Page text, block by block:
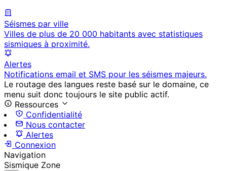
Séismes par ville
Villes de plus de 20 000 habitants avec statistiques
sismiques à proximité.
Alertes
Notifications email et SMS pour les séismes majeurs.
Le routage des langues reste basé sur le domaine, ce
menu suit donc toujours le site public actif.
Ressources
Confidentialité
Nous contacter
Alertes
Connexion
Navigation
Sismique Zone